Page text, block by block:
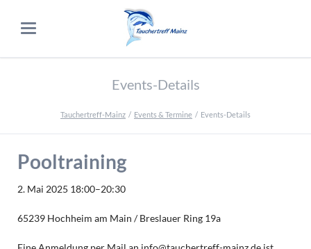
Events-Details
Tauchertreff-Mainz Events & Termine Events-Details
Pooltraining
2. Mai 2025 18:00–20:30
65239 Hochheim am Main / Breslauer Ring 19a